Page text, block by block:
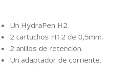
Un HydraPen H2.
2 cartuchos H12 de 0,5mm.
2 anillos de retención.
Un adaptador de corriente.